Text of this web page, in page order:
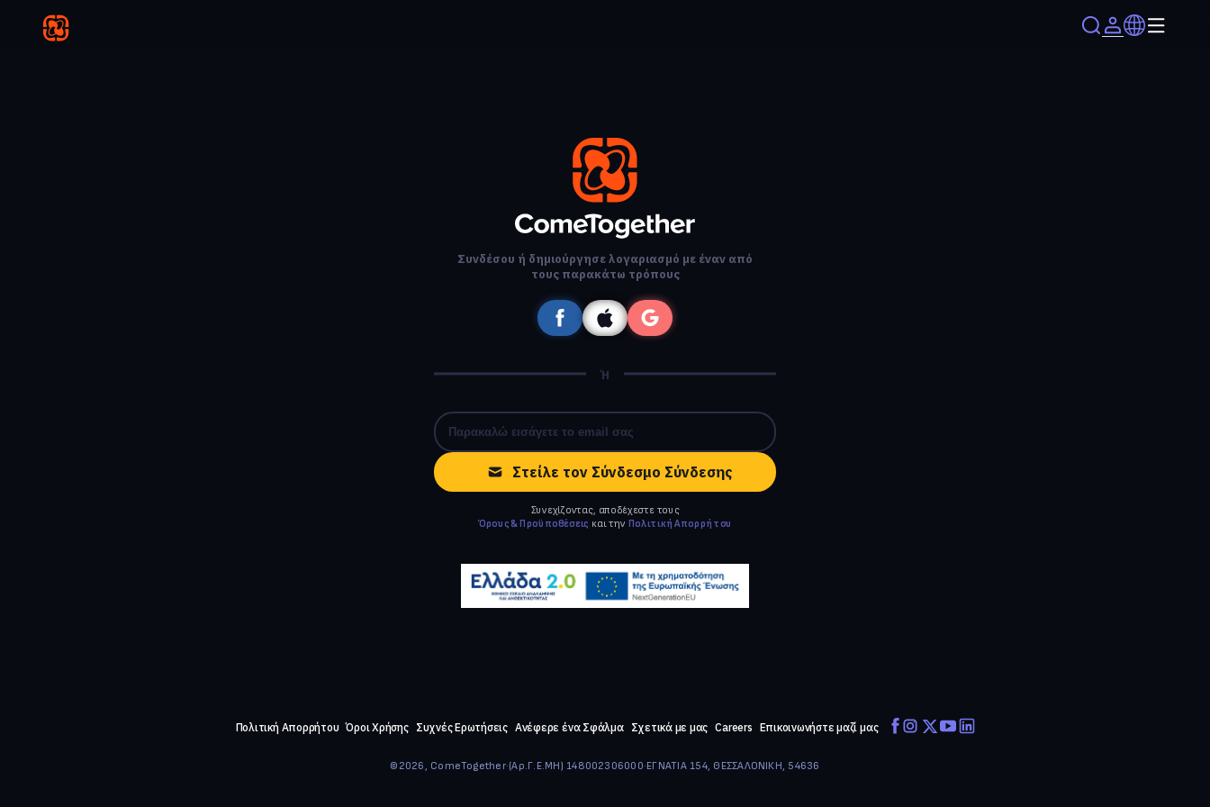
Συνδέσου ή δημιούργησε λογαριασμό με έναν από
τους παρακάτω τρόπους
Ή
Στείλε τον Σύνδεσμο Σύνδεσης
Συνεχίζοντας, αποδέχεστε τους
Όρους & Προϋποθέσεις και την Πολιτική Απορρήτου
Πολιτική Απορρήτου Όροι Χρήσης Συχνές Ερωτήσεις Ανέφερε ένα Σφάλμα Σχετικά με μας Careers Επικοινωνήστε μαζί μας
©2026, ComeTogether·(Αρ.Γ.Ε.ΜΗ) 148002306000·ΕΓΝΑΤΙΑ 154, ΘΕΣΣΑΛΟΝΙΚΗ, 54636